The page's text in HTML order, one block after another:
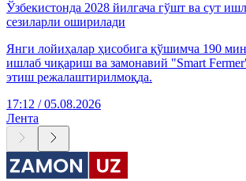
Ўзбекистонда 2028 йилгача гўшт ва сут
сезиларли оширилади
Янги лойиҳалар ҳисобига қўшимча 190
ишлаб чиқариш ва замонавий "Smart
этиш режалаштирилмоқда.
17:12 / 05.08.2026
Лента